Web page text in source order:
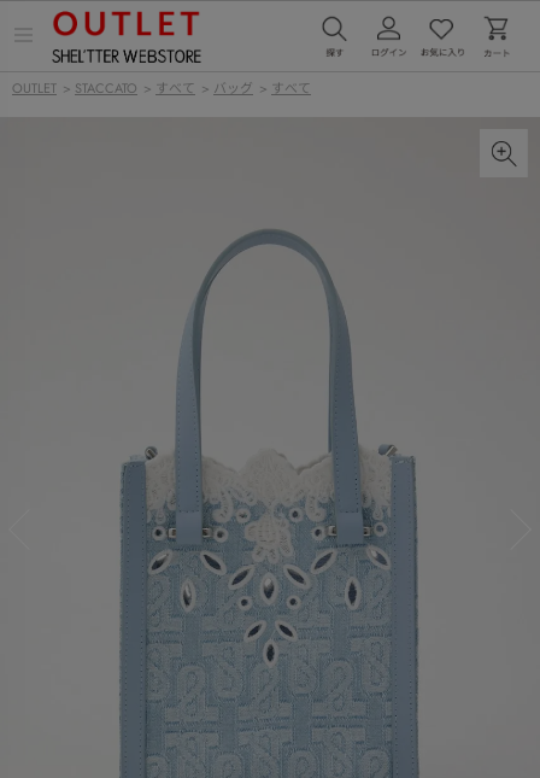
ー
OUTLET > STACCATO > すべて > バッグ > すべて